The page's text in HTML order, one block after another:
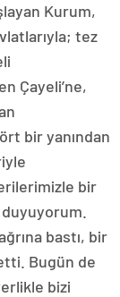
Kurum,
tez
Çayeli’ne,
bir yanından
bir
bastı, bir
Bugün de
bizi